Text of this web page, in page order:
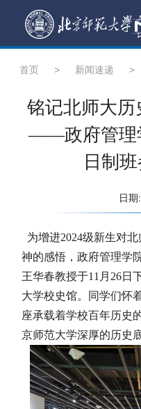
首页 > 新闻速递 >
铭记北师大
——政府管理
日制
日
为增进2024级新生对
神的感悟，政府管理学
王华春教授于11月26日
大学校史馆。同学们怀
座承载着学校百年历史
京师范大学深厚的历史